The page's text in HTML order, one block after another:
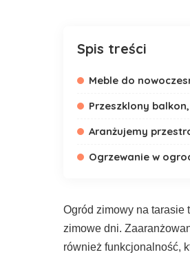
Spis treści
Meble do
Przeszklony
Aranżujemy
Ogrzewanie w
Ogród zimowy na tarasie
zimowe dni.
również funkcjonalność,